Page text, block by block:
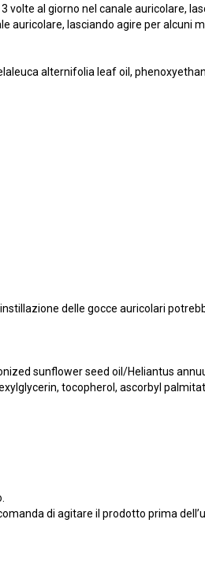
al giorno nel canale auricolare,
auricolare, lasciando agire per alcuni
alternifolia leaf oil,
delle gocce auricolari
sunflower seed oil/Heliantus
tocopherol, ascorbyl
di agitare il prodotto prima